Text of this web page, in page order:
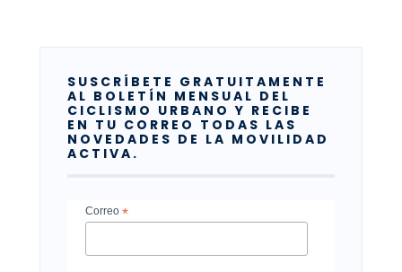
SUSCRÍBETE GRATUITAMENTE
AL BOLETÍN MENSUAL DEL
CICLISMO URBANO Y RECIBE
EN TU CORREO TODAS LAS
NOVEDADES DE LA MOVILIDAD
ACTIVA.
Correo *